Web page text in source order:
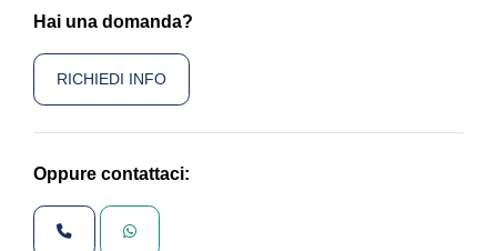
Hai una domanda?
RICHIEDI INFO
Oppure contattaci: